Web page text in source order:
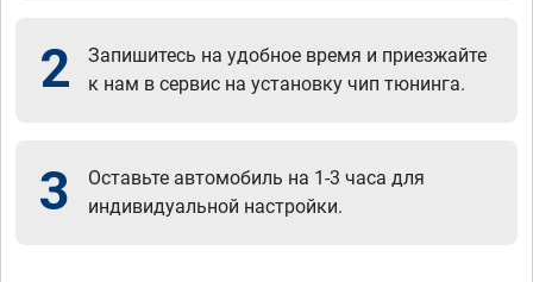
2
Запишитесь на удобное время и приезжайте
к нам в сервис на установку чип тюнинга.
3
Оставьте автомобиль на 1-3 часа для
индивидуальной настройки.